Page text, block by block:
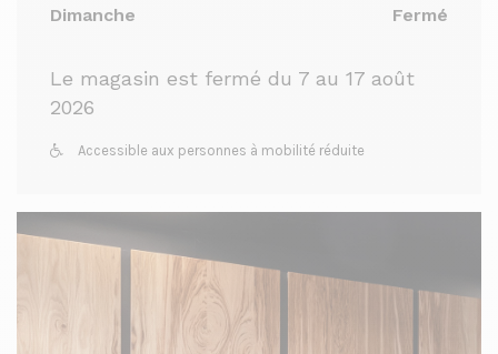
Dimanche Fermé
Le magasin est fermé du 7 au 17 août
2026
Accessible aux personnes à mobilité réduite